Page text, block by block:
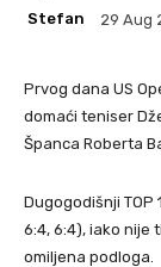
Stefan 29 Aug
Prvog dana US
domaći teniser
Španca Roberta
Dugogodišnji
6:4, 6:4), iako nije
omiljena podloga.